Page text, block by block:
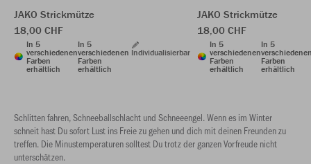
JAKO Strickmütze
18,00 CHF
In 5
verschiedenen
Farben
erhältlich
In 5
verschiedenen
Farben
erhältlich
Individualisierbar
JAKO Strickmütze
18,00 CHF
In 5
verschiedenen
Farben
erhältlich
In 5
Farben
erhältlich
Schlitten fahren, Schneeballschlacht und Schneeengel. Wenn es im Winter
schneit hast Du sofort Lust ins Freie zu gehen und dich mit deinen Freunden zu
treffen. Die Minustemperaturen solltest Du trotz der ganzen Vorfreude nicht
unterschätzen.